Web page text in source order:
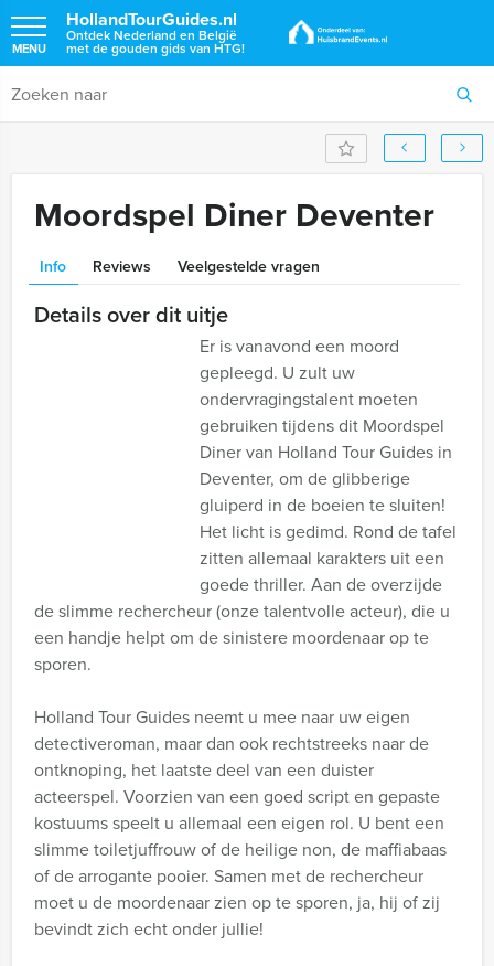
HollandTourGuides.nl
Ontdek Nederland en België
met de gouden gids van HTG!
MENU
Moordspel Diner Deventer
Info Reviews Veelgestelde vragen
Details over dit uitje
Er is vanavond een moord
gepleegd. U zult uw
ondervragingstalent moeten
gebruiken tijdens dit Moordspel
Diner van Holland Tour Guides in
Deventer, om de glibberige
gluiperd in de boeien te sluiten!
Het licht is gedimd. Rond de tafel
zitten allemaal karakters uit een
goede thriller. Aan de overzijde
de slimme rechercheur (onze talentvolle acteur), die u
een handje helpt om de sinistere moordenaar op te
sporen.
Holland Tour Guides neemt u mee naar uw eigen
detectiveroman, maar dan ook rechtstreeks naar de
ontknoping, het laatste deel van een duister
acteerspel. Voorzien van een goed script en gepaste
kostuums speelt u allemaal een eigen rol. U bent een
slimme toiletjuffrouw of de heilige non, de maffiabaas
of de arrogante pooier. Samen met de rechercheur
moet u de moordenaar zien op te sporen, ja, hij of zij
bevindt zich echt onder jullie!